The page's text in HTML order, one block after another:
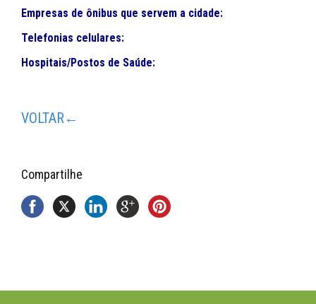
Empresas de ônibus que servem a cidade:
Telefonias celulares:
Hospitais/Postos de Saúde:
VOLTAR←
Compartilhe